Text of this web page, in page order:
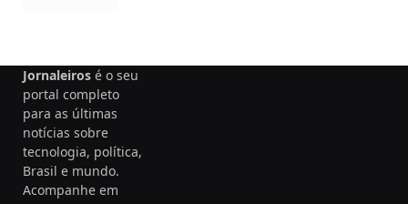
Jornaleiros é o seu
portal completo
para as últimas
notícias sobre
tecnologia, política,
Brasil e mundo.
Acompanhe em